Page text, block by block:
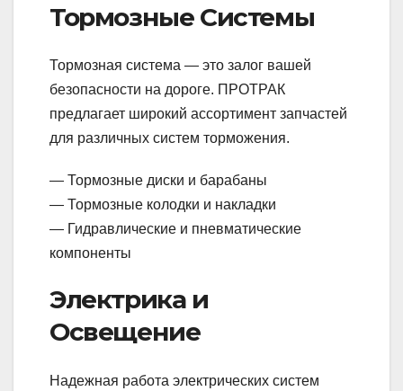
Тормозные Системы
Тормозная система — это залог вашей
безопасности на дороге. ПРОТРАК
предлагает широкий ассортимент запчастей
для различных систем торможения.
— Тормозные диски и барабаны
— Тормозные колодки и накладки
— Гидравлические и пневматические
компоненты
Электрика и
Освещение
Надежная работа электрических систем